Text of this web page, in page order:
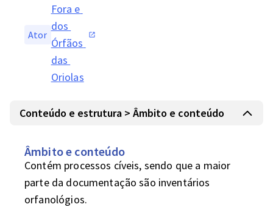
Ator
Fora e
dos
Órfãos
das
Oriolas
Conteúdo e estrutura > Âmbito e conteúdo
Âmbito e conteúdo
Contém processos cíveis, sendo que a maior
parte da documentação são inventários
orfanológios.